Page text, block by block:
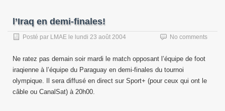
l’Iraq en demi-finales!
Posté par LMAE le lundi 23 août 2004 No comments
Ne ratez pas demain soir mardi le match opposant l’équipe de foot
iraqienne à l’équipe du Paraguay en demi-finales du tournoi
olympique. Il sera diffusé en direct sur Sport+ (pour ceux qui ont le
câble ou CanalSat) à 20h00.